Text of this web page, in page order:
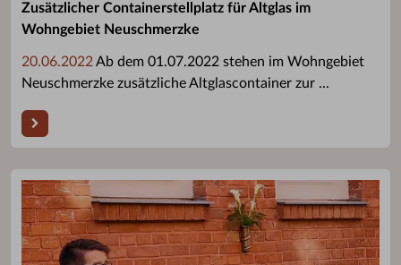
Zusätzlicher Containerstellplatz für Altglas im
Wohngebiet Neuschmerzke
20.06.2022Ab dem 01.07.2022 stehen im Wohngebiet
Neuschmerzke zusätzliche Altglascontainer zur ...